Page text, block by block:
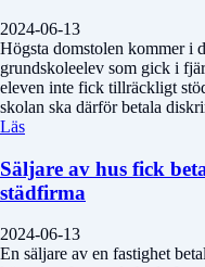
2024-06-13
Högsta domstolen kommer i
grundskoleelev som gick i
eleven inte fick tillräckligt
skolan ska därför betala
Läs
Säljare av hus fick
städfirma
2024-06-13
En säljare av en fastighet